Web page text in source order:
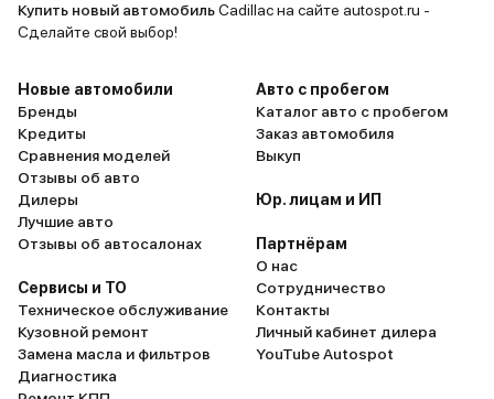
ровно, все
про всё
мне
Купить новый автомобильCadillac на сайте autospot.ru -
Сделайте свой выбор!
Новые автомобили
Бренды
Кредиты
Сравнения моделей
Отзывы об авто
Дилеры
Лучшие авто
Отзывы об автосалонах
Сервисы и ТО
Техническое обслуживание
Кузовной ремонт
Замена масла и фильтров
Диагностика
Авто с пробегом
Каталог авто с пробегом
Заказ автомобиля
Выкуп
Юр. лицам и ИП
Партнёрам
О нас
Сотрудничество
Контакты
Личный кабинет дилера
YouTube Autospot